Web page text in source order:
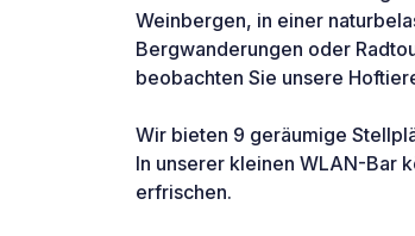
Weinbergen, in einer
Bergwanderungen oder
beobachten Sie unsere
Wir bieten 9 geräumige
In unserer kleinen WLAN-Bar
erfrischen.